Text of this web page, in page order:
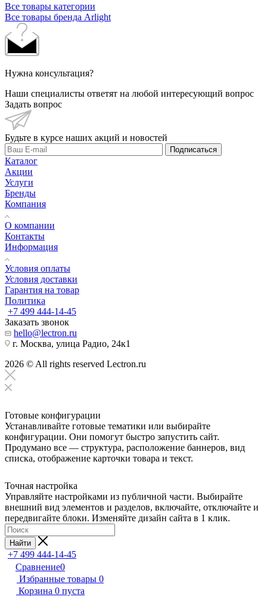
Все товары категории
Все товары бренда Arlight
Нужна консультация?
Наши специалисты ответят на любой интересующий вопрос
Задать вопрос
Будьте в курсе наших акций и новостей
Подписаться
Каталог
Акции
Услуги
Бренды
Компания
О компании
Контакты
Информация
Условия оплаты
Условия доставки
Гарантия на товар
Политика
+7 499 444-14-45
Заказать звонок
hello@lectron.ru
г. Москва, улица Радио, 24к1
2026 © All rights reserved Lectron.ru
Готовые конфигурации
Устанавливайте готовые тематики или выбирайте
конфигурации. Они помогут быстро запустить сайт.
Продумано все — структура, расположение баннеров, вид
списка, отображение карточки товара и текст.
Точная настройка
Управляйте настройками из публичной части. Выбирайте
внешний вид элементов и разделов, включайте, отключайте и
передвигайте блоки. Изменяйте дизайн сайта в 1 клик.
Найти
+7 499 444-14-45
Сравнение0
Избранные товары 0
Корзина 0 пуста